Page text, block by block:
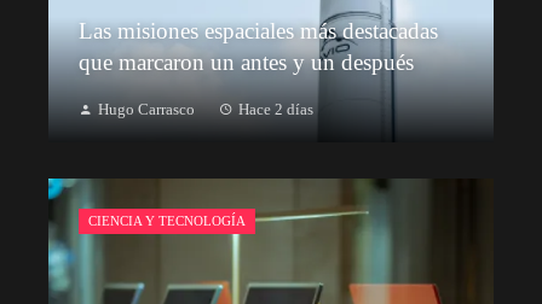
Las misiones espaciales más destacadas
que marcaron un antes y un después
Hugo Carrasco Hace 2 días
CIENCIA Y TECNOLOGÍA